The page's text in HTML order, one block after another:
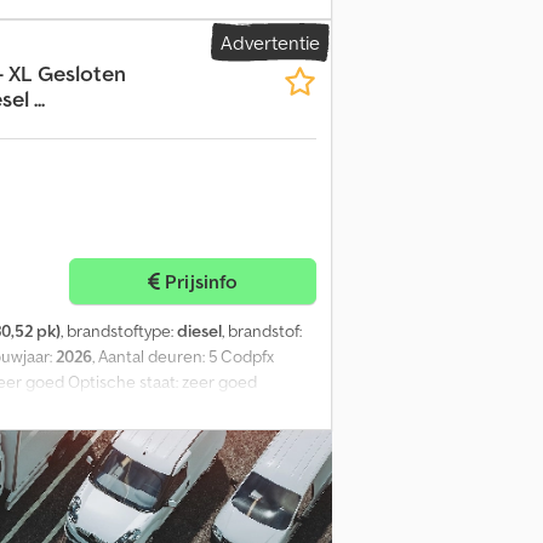
Advertentie
XL Gesloten
...
Prijsinfo
pk), brandstoftype:diesel, brandstof:
2026, Aantal deuren: 5 Codpfx
goed Optische staat: zeer goed
aftrekbaar